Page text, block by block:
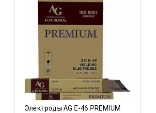
Электроды AG E-46 PREMIUM